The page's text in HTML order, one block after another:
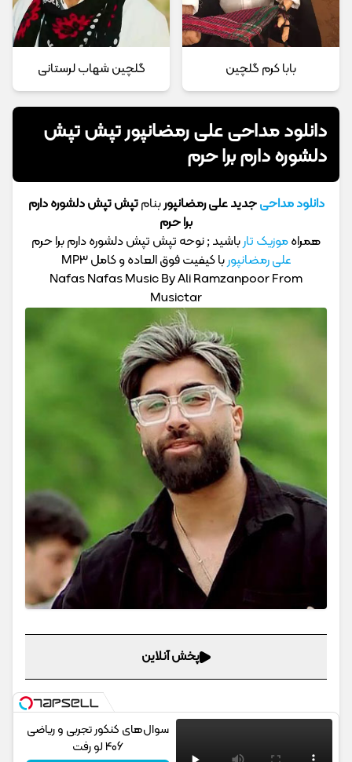
بابا کرم گلچین گلچین شهاب لرستانی
دانلود مداحی علی رمضانپور تپش تپش
دلشوره دارم برا حرم
دانلود مداحیجدید علی رمضانپوربنامتپش تپش دلشوره دارم
برا حرم
همراهموزیک تارباشید ; نوحه تپش تپش دلشوره دارم برا حرم
علی رمضانپوربا کیفیت فوق العاده و کامل MP3
Nafas Nafas Music By Ali Ramzanpoor From
Musictar
پخش آنلاین
سوال‌های کنکور تجربی و ریاضی
406 لو رفت